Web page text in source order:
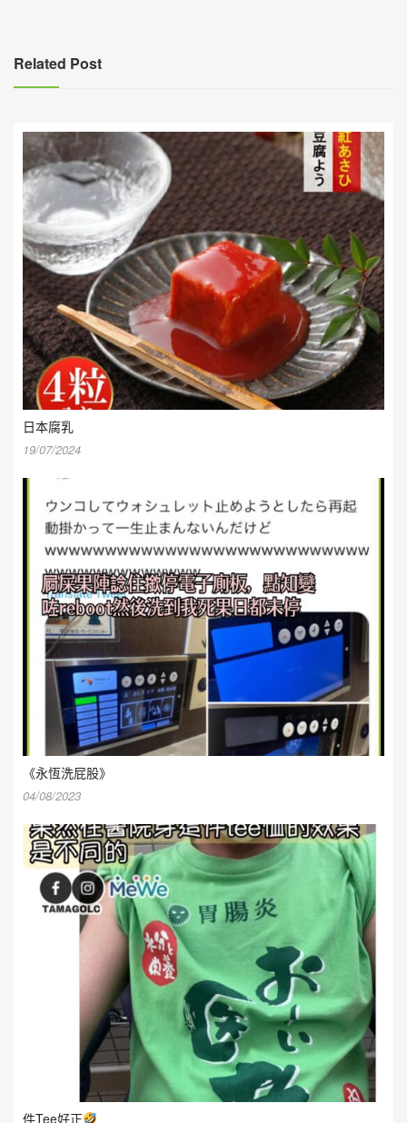
覽
Related Post
日本腐乳
19/07/2024
《永恆洗屁股》
04/08/2023
件Tee好正